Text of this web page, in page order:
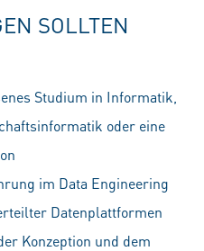
SOLLTEN
Studium in Informatik,
oder eine
im Data Engineering
Datenplattformen
Konzeption und dem